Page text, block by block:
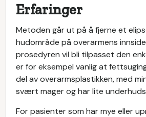
Erfaringer
Metoden går ut på å fjerne et
hudområde på overarmens
prosedyren vil bli tilpasset den
er for eksempel vanlig at
del av overarmsplastikken, med
svært mager og har lite
For pasienter som har mye eller